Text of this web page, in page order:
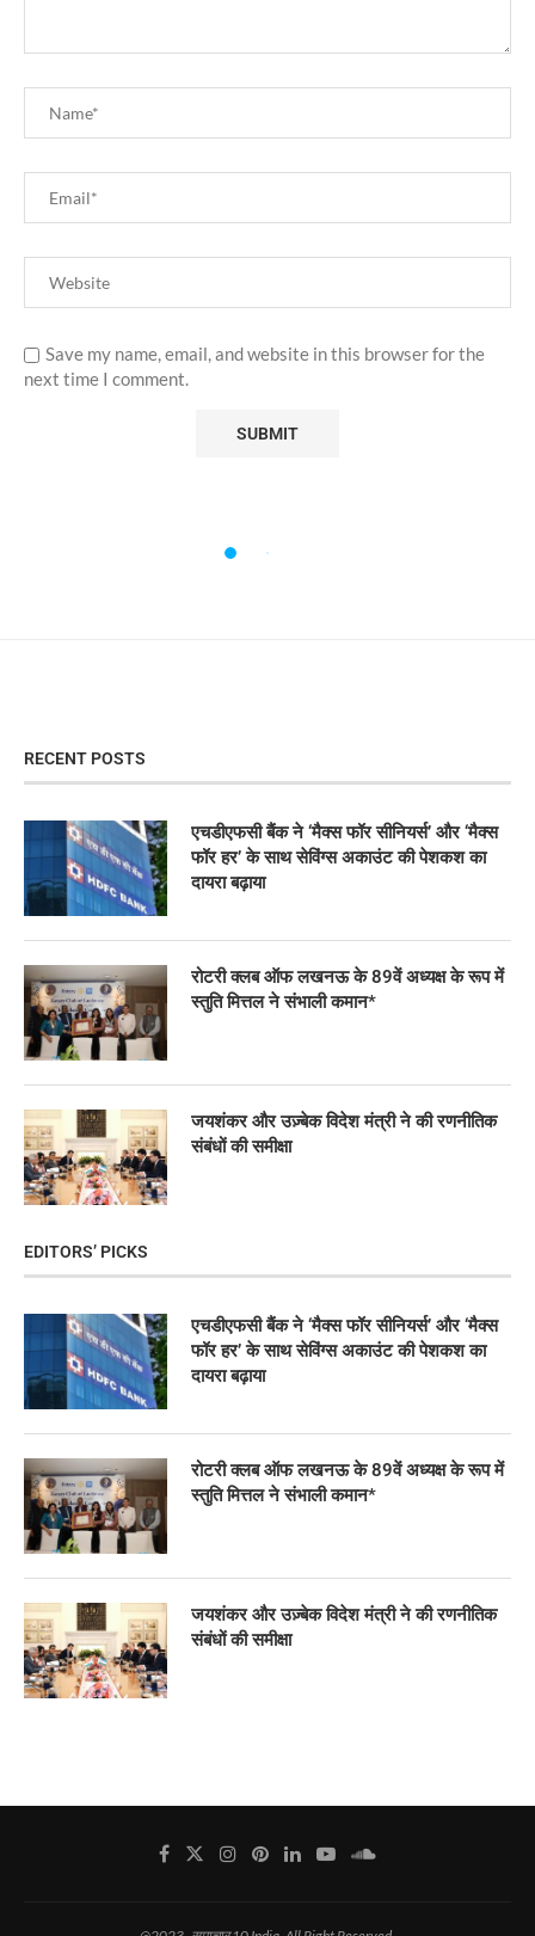
Save my name, email, and website in this browser for the
next time I comment.
RECENT POSTS
एचडीएफसी बैंक ने ‘मैक्स फॉर सीनियर्स’ और ‘मैक्स
फॉर हर’ के साथ सेविंग्स अकाउंट की पेशकश का
दायरा बढ़ाया
रोटरी क्लब ऑफ लखनऊ के 89वें अध्यक्ष के रूप में
स्तुति मित्तल ने संभाली कमान*
जयशंकर और उज़्बेक विदेश मंत्री ने की रणनीतिक
संबंधों की समीक्षा
EDITORS’ PICKS
एचडीएफसी बैंक ने ‘मैक्स फॉर सीनियर्स’ और ‘मैक्स
फॉर हर’ के साथ सेविंग्स अकाउंट की पेशकश का
दायरा बढ़ाया
रोटरी क्लब ऑफ लखनऊ के 89वें अध्यक्ष के रूप में
स्तुति मित्तल ने संभाली कमान*
जयशंकर और उज़्बेक विदेश मंत्री ने की रणनीतिक
संबंधों की समीक्षा